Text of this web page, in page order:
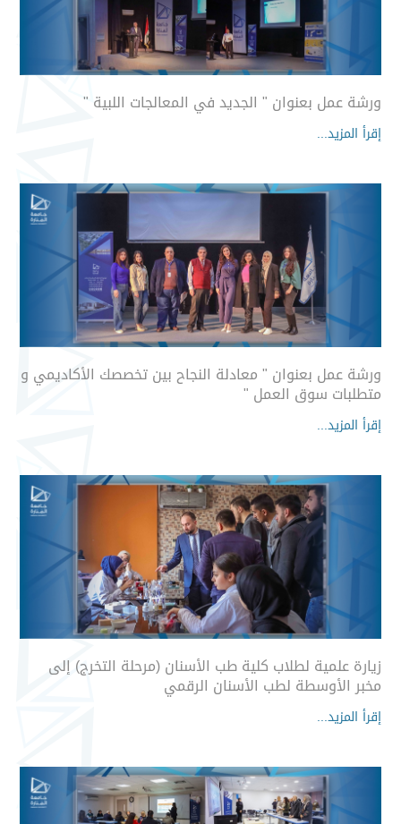
ورشة عمل بعنوان " الجديد في المعالجات اللبية "
إقرأ المزيد...
ورشة عمل بعنوان " معادلة النجاح بين تخصصك الأكاديمي و
متطلبات سوق العمل "
إقرأ المزيد...
زيارة علمية لطلاب كلية طب الأسنان (مرحلة التخرج) إلى
مخبر الأوسطة لطب الأسنان الرقمي
إقرأ المزيد...